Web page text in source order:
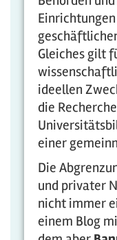
Gleiches gilt
ideellen
die
einer
Die
und privater
nicht immer
einem Blog